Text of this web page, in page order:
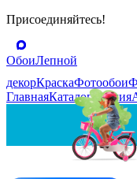
Присоединяйтесь!
ОбоиЛепной
декорКраскаФотообои
ГлавнаяКаталогИталия